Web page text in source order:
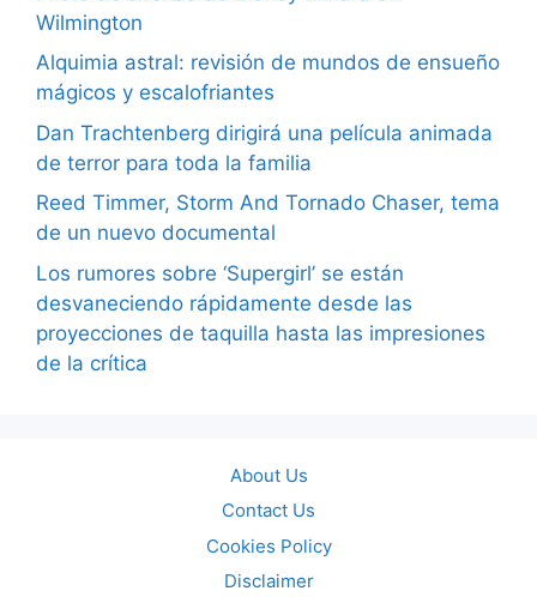
Wilmington
Alquimia astral: revisión de mundos de ensueño
mágicos y escalofriantes
Dan Trachtenberg dirigirá una película animada
de terror para toda la familia
Reed Timmer, Storm And Tornado Chaser, tema
de un nuevo documental
Los rumores sobre ‘Supergirl’ se están
desvaneciendo rápidamente desde las
proyecciones de taquilla hasta las impresiones
de la crítica
About Us
Contact Us
Cookies Policy
Disclaimer